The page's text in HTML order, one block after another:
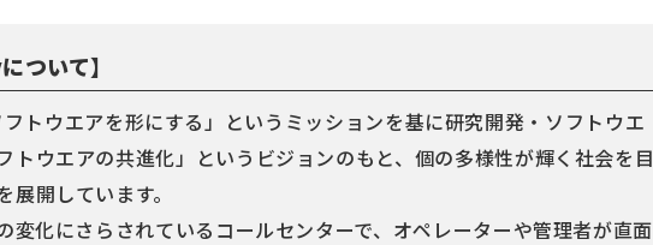
ついて】
トウエアを形にする」というミッションを基に研究開発・ソフトウエ
トウエアの共進化」というビジョンのもと、個の多様性が輝く社会を目
開しています。
変化にさらされているコールセンターで、オペレーターや管理者が直面